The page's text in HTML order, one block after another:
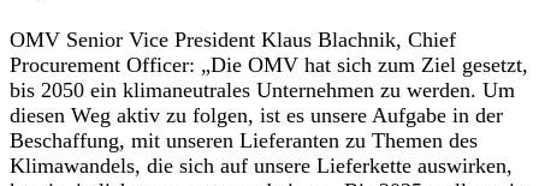
OMV Senior Vice President Klaus Blachnik, Chief
Procurement Officer: „Die OMV hat sich zum Ziel gesetzt,
bis 2050 ein klimaneutrales Unternehmen zu werden. Um
diesen Weg aktiv zu folgen, ist es unsere Aufgabe in der
Beschaffung, mit unseren Lieferanten zu Themen des
Klimawandels, die sich auf unsere Lieferkette auswirken,